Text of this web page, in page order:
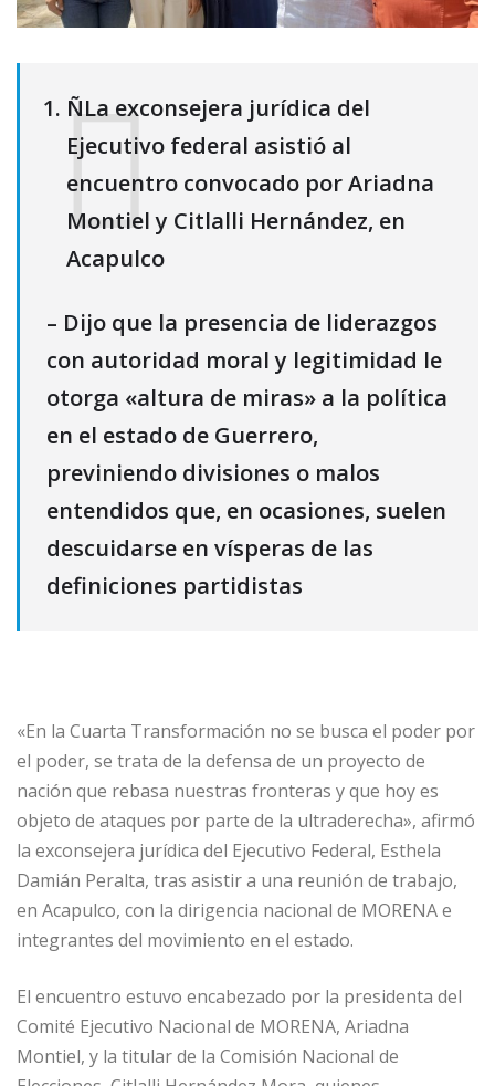
ÑLa exconsejera jurídica del
Ejecutivo federal asistió al
encuentro convocado por Ariadna
Montiel y Citlalli Hernández, en
Acapulco
– Dijo que la presencia de liderazgos
con autoridad moral y legitimidad le
otorga «altura de miras» a la política
en el estado de Guerrero,
previniendo divisiones o malos
entendidos que, en ocasiones, suelen
descuidarse en vísperas de las
definiciones partidistas
«En la Cuarta Transformación no se busca el poder por
el poder, se trata de la defensa de un proyecto de
nación que rebasa nuestras fronteras y que hoy es
objeto de ataques por parte de la ultraderecha», afirmó
la exconsejera jurídica del Ejecutivo Federal, Esthela
Damián Peralta, tras asistir a una reunión de trabajo,
en Acapulco, con la dirigencia nacional de MORENA e
integrantes del movimiento en el estado.
El encuentro estuvo encabezado por la presidenta del
Comité Ejecutivo Nacional de MORENA, Ariadna
Montiel, y la titular de la Comisión Nacional de